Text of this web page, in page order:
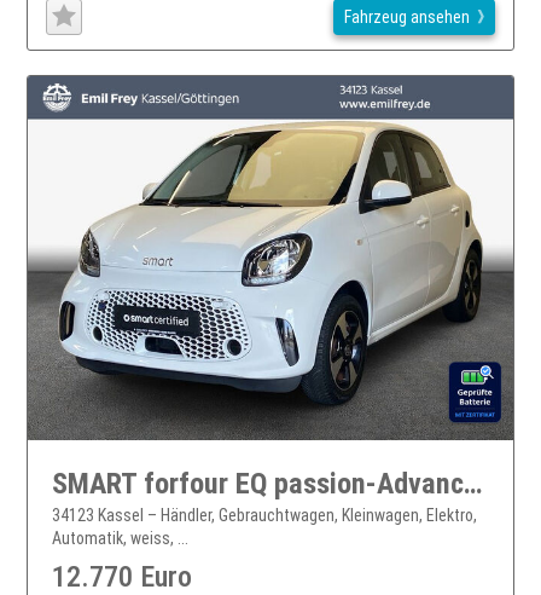
Fahrzeug ansehen
SMART forfour EQ passion-Advanced-22kW-Lader-Sitzheizung smart forfour electric drive
34123 Kassel – Händler, Gebrauchtwagen, Kleinwagen, Elektro,
Automatik, weiss, ...
12.770 Euro